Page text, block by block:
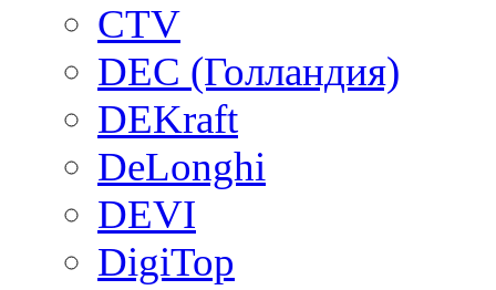
CTV
DEC (Голландия)
DEKraft
DeLonghi
DEVI
DigiTop